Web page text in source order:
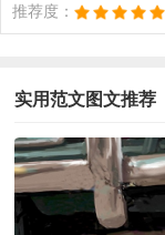
推荐度：
实用范文图文推荐